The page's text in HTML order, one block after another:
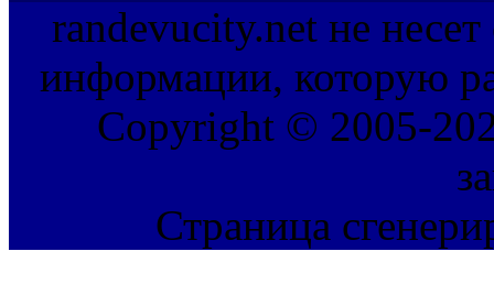
randevucity.net не несет
информации, которую
Copyright © 2005-
Страница